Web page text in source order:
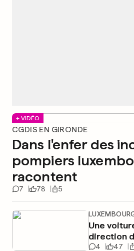
+ VIDÉO
CGDIS EN GIRONDE
Dans l'enfer des
pompiers
racontent
7 78 5
Une
direction
4 47